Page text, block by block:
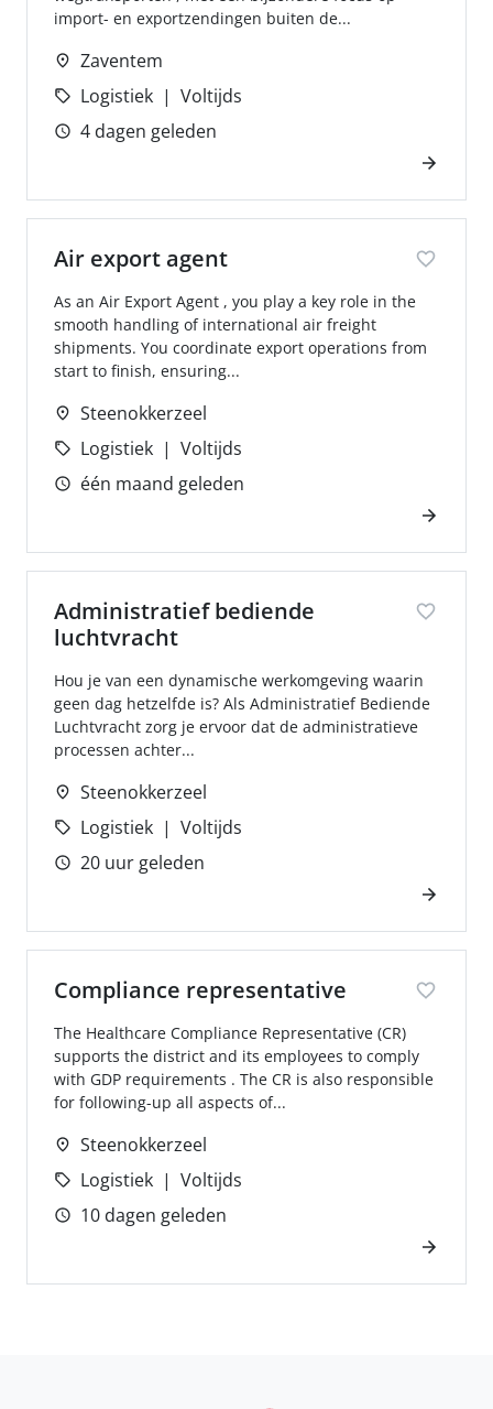
import- en exportzendingen buiten de...
Zaventem
Logistiek
Voltijds
4 dagen geleden
Air export agent
As an Air Export Agent , you play a key role in the
smooth handling of international air freight
shipments. You coordinate export operations from
start to finish, ensuring...
Steenokkerzeel
Logistiek
Voltijds
één maand geleden
Administratief bediende
luchtvracht
Hou je van een dynamische werkomgeving waarin
geen dag hetzelfde is? Als Administratief Bediende
Luchtvracht zorg je ervoor dat de administratieve
processen achter...
Steenokkerzeel
Logistiek
Voltijds
20 uur geleden
Compliance representative
The Healthcare Compliance Representative (CR)
supports the district and its employees to comply
with GDP requirements . The CR is also responsible
for following-up all aspects of...
Steenokkerzeel
Logistiek
Voltijds
10 dagen geleden